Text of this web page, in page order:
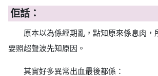
佢話：
原本以為係經期亂，點知原來係息肉，
要照超聲波先知原因。
其實好多異常出血最後都係：